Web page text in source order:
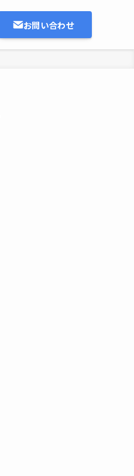
お問い合わせ